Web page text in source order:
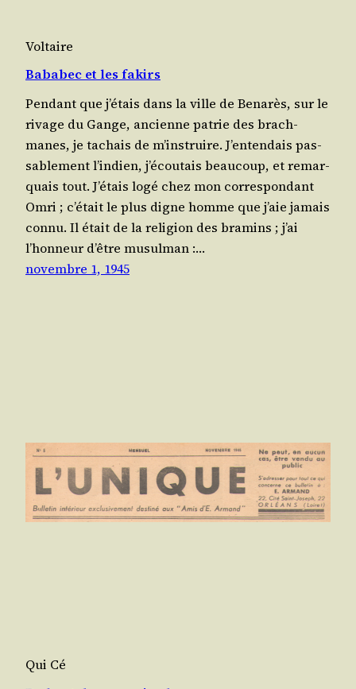
Voltaire
Bababec et les fakirs
Pen­dant que j’é­tais dans la ville de Bena­rès, sur le
rivage du Gange, ancienne patrie des brach­
manes, je tachais de m’ins­truire. J’en­ten­dais pas­
sa­ble­ment l’in­dien, j’é­cou­tais beau­coup, et remar­
quais tout. J’é­tais logé chez mon cor­res­pon­dant
Omri ; c’é­tait le plus digne homme que j’aie jamais
connu. Il était de la reli­gion des bra­mins ; j’ai
l’hon­neur d’être musul­man :…
novembre 1, 1945
Qui Cé